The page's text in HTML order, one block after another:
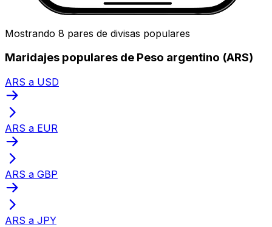
Mostrando 8 pares de divisas populares
Maridajes populares de Peso argentino (ARS)
ARS a USD
ARS a EUR
ARS a GBP
ARS a JPY